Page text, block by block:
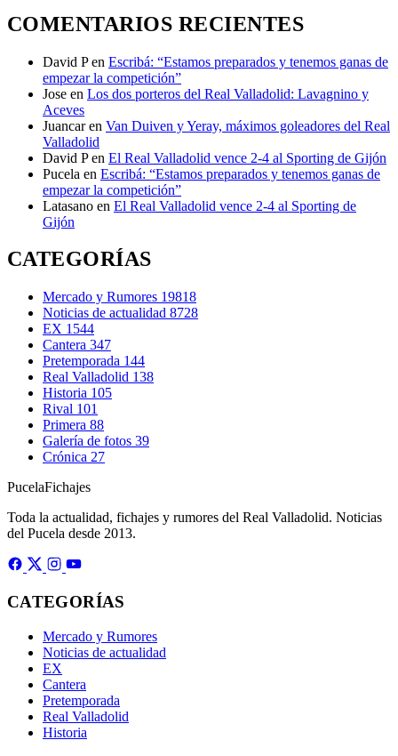
COMENTARIOS RECIENTES
David P en Escribá: “Estamos preparados y tenemos ganas de
empezar la competición”
Jose en Los dos porteros del Real Valladolid: Lavagnino y
Aceves
Juancar en Van Duiven y Yeray, máximos goleadores del Real
Valladolid
David P en El Real Valladolid vence 2-4 al Sporting de Gijón
Pucela en Escribá: “Estamos preparados y tenemos ganas de
empezar la competición”
Latasano en El Real Valladolid vence 2-4 al Sporting de
Gijón
CATEGORÍAS
Mercado y Rumores 19818
Noticias de actualidad 8728
EX 1544
Cantera 347
Pretemporada 144
Real Valladolid 138
Historia 105
Rival 101
Primera 88
Galería de fotos 39
Crónica 27
PucelaFichajes
Toda la actualidad, fichajes y rumores del Real Valladolid. Noticias
del Pucela desde 2013.
CATEGORÍAS
Mercado y Rumores
Noticias de actualidad
EX
Cantera
Pretemporada
Real Valladolid
Historia